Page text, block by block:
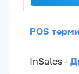
POS
InSales -